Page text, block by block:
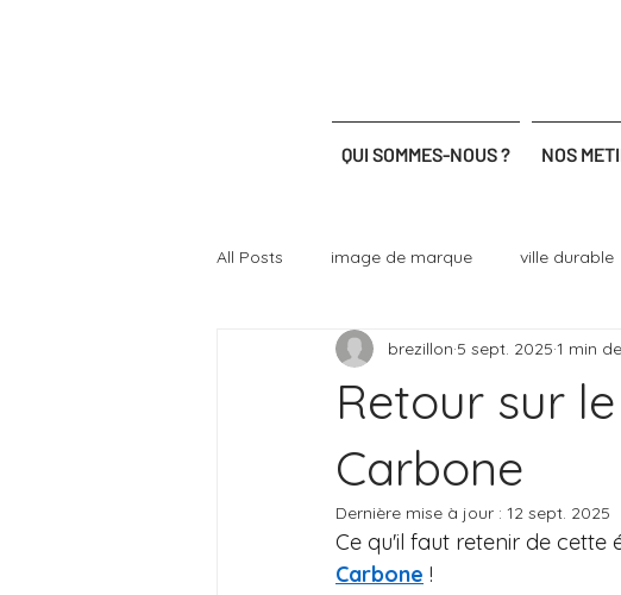
QUI SOMMES-NOUS ? NOS
All Posts image de marque ville durable
certification plateforme technique
Retour sur
Carbone
brezillon 5 sept. 2025 1 min
Dernière mise à jour : 12 sept. 2025
Ce qu'il faut retenir de cette
Carbone !